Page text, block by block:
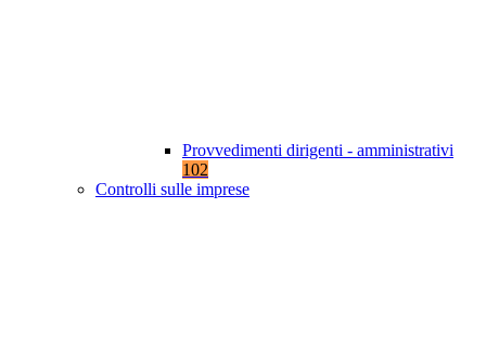
Provvedimenti dirigenti - amministrativi
102
Controlli sulle imprese